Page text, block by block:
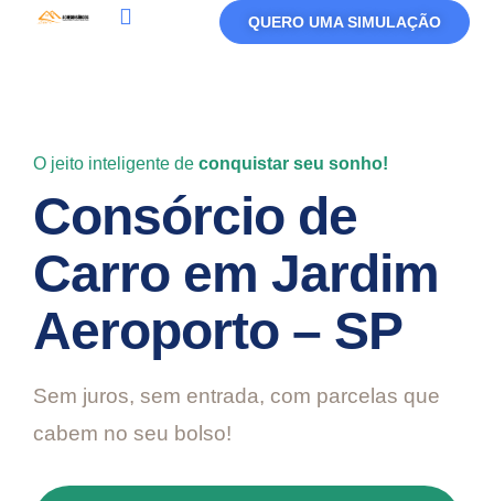
QUERO UMA SIMULAÇÃO
O jeito inteligente de conquistar seu sonho!
Consórcio de
Carro em Jardim
Aeroporto – SP
Sem juros, sem entrada, com parcelas que
cabem no seu bolso!